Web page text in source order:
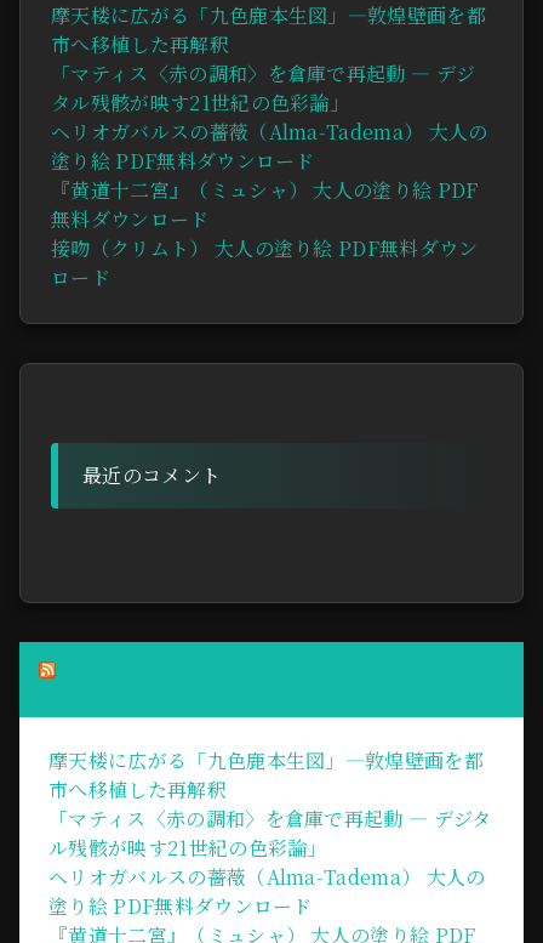
摩天楼に広がる「九色鹿本生図」—敦煌壁画を都
市へ移植した再解釈
「マティス〈赤の調和〉を倉庫で再起動 ― デジ
タル残骸が映す21世紀の色彩論」
ヘリオガバルスの薔薇（Alma‑Tadema） 大人の
塗り絵 PDF無料ダウンロード
『黄道十二宮』（ミュシャ） 大人の塗り絵 PDF
無料ダウンロード
接吻（クリムト） 大人の塗り絵 PDF無料ダウン
ロード
最近のコメント
摩天楼に広がる「九色鹿本生図」—敦煌壁画を都
市へ移植した再解釈
「マティス〈赤の調和〉を倉庫で再起動 ― デジタ
ル残骸が映す21世紀の色彩論」
ヘリオガバルスの薔薇（Alma‑Tadema） 大人の
塗り絵 PDF無料ダウンロード
『黄道十二宮』（ミュシャ） 大人の塗り絵 PDF